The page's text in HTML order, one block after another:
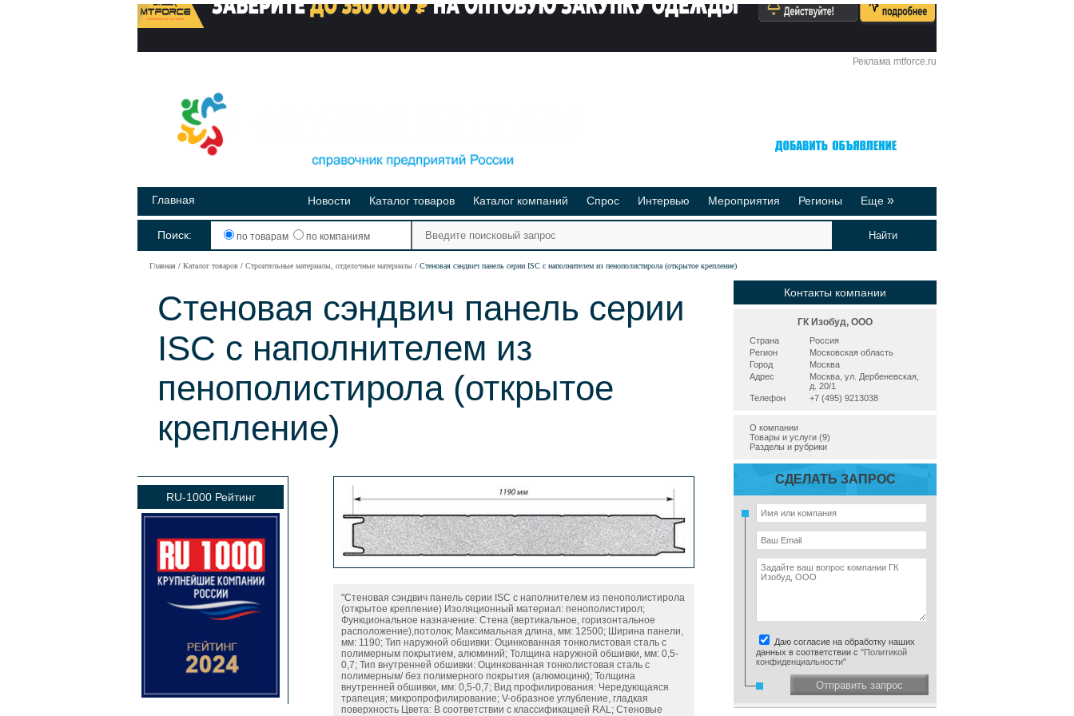
Реклама mtforce.ru
Главная Новости Каталог товаров Каталог компаний Спрос Интервью Мероприятия Регионы Еще »
Реклама на сайте
Поиск: по товарам по компаниям
Главная Каталог товаров Строительные материалы, отделочные материалы Стеновая сэндвич панель серии ISС с наполнителем из пенополистирола (открытое крепление)
Стеновая сэндвич панель серии
ISС с наполнителем из
пенополистирола (открытое
крепление)
RU-1000 Рейтинг
"Стеновая сэндвич панель серии ISC с наполнителем из пенополистирола
(открытое крепление) Изоляционный материал: пенополистирол;
Функциональное назначение: Стена (вертикальное, горизонтальное
расположение),потолок; Максимальная длина, мм: 12500; Ширина панели,
мм: 1190; Тип наружной обшивки: Оцинкованная тонколистовая сталь с
полимерным покрытием, алюминий; Толщина наружной обшивки, мм: 0,5-
0,7; Тип внутренней обшивки: Оцинкованная тонколистовая сталь с
полимерным/ без полимерного покрытия (алюмоцинк); Толщина
внутренней обшивки, мм: 0,5-0,7; Вид профилирования: Чередующаяся
трапеция; микропрофилирование; V-образное углубление, гладкая
поверхность Цвета: В соответствии с классификацией RAL; Стеновые
Контакты компании
ГК Изобуд, ООО
Страна
Россия
Регион
Московская область
Город
Москва
Адрес
Москва, ул. Дербеневская,
д. 20/1
Телефон
+7 (495) 9213038
О компании
Товары и услуги (9)
Разделы и рубрики
СДЕЛАТЬ ЗАПРОС
Даю согласие на обработку наших
данных в соответствии с "Политикой
конфиденциальности"
Отправить запрос